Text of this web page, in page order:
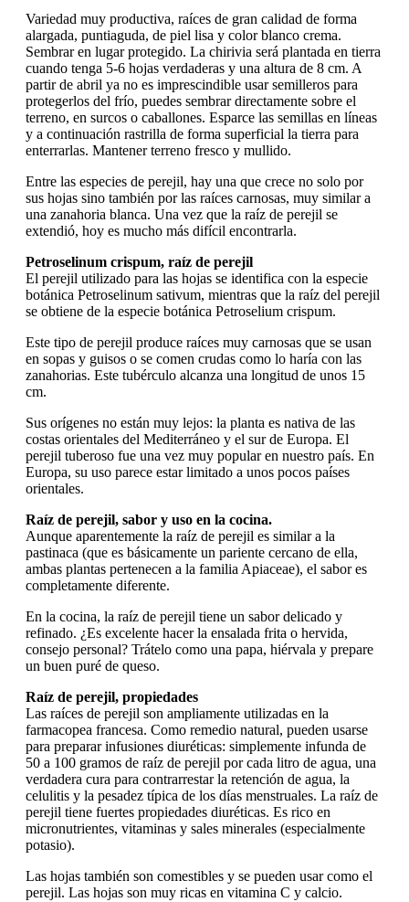
Variedad muy productiva, raíces de gran calidad de forma
alargada, puntiaguda, de piel lisa y color blanco crema.
Sembrar en lugar protegido. La chirivia será plantada en tierra
cuando tenga 5-6 hojas verdaderas y una altura de 8 cm. A
partir de abril ya no es imprescindible usar semilleros para
protegerlos del frío, puedes sembrar directamente sobre el
terreno, en surcos o caballones. Esparce las semillas en líneas
y a continuación rastrilla de forma superficial la tierra para
enterrarlas. Mantener terreno fresco y mullido.
Entre las especies de perejil, hay una que crece no solo por
sus hojas sino también por las raíces carnosas, muy similar a
una zanahoria blanca. Una vez que la raíz de perejil se
extendió, hoy es mucho más difícil encontrarla.
Petroselinum crispum, raíz de perejil
El perejil utilizado para las hojas se identifica con la especie
botánica Petroselinum sativum, mientras que la raíz del perejil
se obtiene de la especie botánica Petroselium crispum.
Este tipo de perejil produce raíces muy carnosas que se usan
en sopas y guisos o se comen crudas como lo haría con las
zanahorias. Este tubérculo alcanza una longitud de unos 15
cm.
Sus orígenes no están muy lejos: la planta es nativa de las
costas orientales del Mediterráneo y el sur de Europa. El
perejil tuberoso fue una vez muy popular en nuestro país. En
Europa, su uso parece estar limitado a unos pocos países
orientales.
Raíz de perejil, sabor y uso en la cocina.
Aunque aparentemente la raíz de perejil es similar a la
pastinaca (que es básicamente un pariente cercano de ella,
ambas plantas pertenecen a la familia Apiaceae), el sabor es
completamente diferente.
En la cocina, la raíz de perejil tiene un sabor delicado y
refinado. ¿Es excelente hacer la ensalada frita o hervida,
consejo personal? Trátelo como una papa, hiérvala y prepare
un buen puré de queso.
Raíz de perejil, propiedades
Las raíces de perejil son ampliamente utilizadas en la
farmacopea francesa. Como remedio natural, pueden usarse
para preparar infusiones diuréticas: simplemente infunda de
50 a 100 gramos de raíz de perejil por cada litro de agua, una
verdadera cura para contrarrestar la retención de agua, la
celulitis y la pesadez típica de los días menstruales. La raíz de
perejil tiene fuertes propiedades diuréticas. Es rico en
micronutrientes, vitaminas y sales minerales (especialmente
potasio).
Las hojas también son comestibles y se pueden usar como el
perejil. Las hojas son muy ricas en vitamina C y calcio.